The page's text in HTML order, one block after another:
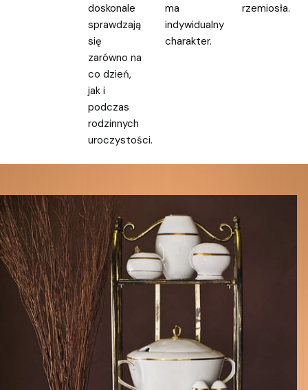
doskonale
sprawdzają
się
zarówno na
co dzień,
jak i
podczas
rodzinnych
uroczystości.
ma
indywidualny
charakter.
rzemiosła.